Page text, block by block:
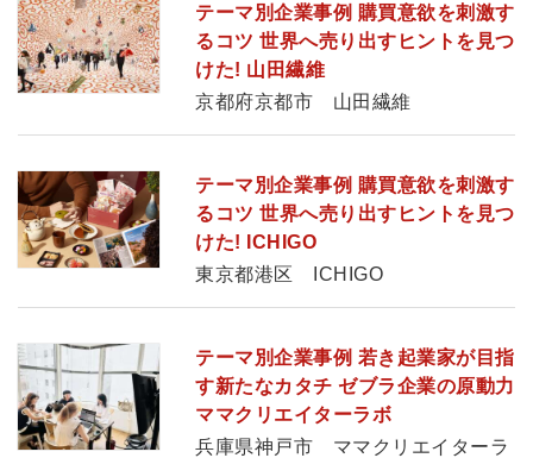
テーマ別企業事例 購買意欲を刺激す
るコツ 世界へ売り出すヒントを見つ
けた! 山田繊維
京都府京都市 山田繊維
テーマ別企業事例 購買意欲を刺激す
るコツ 世界へ売り出すヒントを見つ
けた! ICHIGO
東京都港区 ICHIGO
テーマ別企業事例 若き起業家が目指
す新たなカタチ ゼブラ企業の原動力
ママクリエイターラボ
兵庫県神戸市 ママクリエイターラ